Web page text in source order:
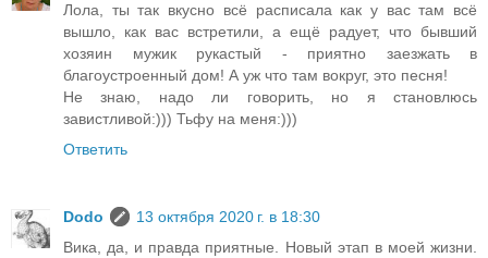
Лола, ты так вкусно всё расписала как у вас там всё
вышло, как вас встретили, а ещё радует, что бывший
хозяин мужик рукастый - приятно заезжать в
благоустроенный дом! А уж что там вокруг, это песня!
Не знаю, надо ли говорить, но я становлюсь
завистливой:))) Тьфу на меня:)))
Ответить
Dodo
13 октября 2020 г. в 18:30
Вика, да, и правда приятные. Новый этап в моей жизни.